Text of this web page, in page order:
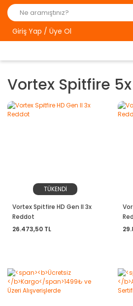
Giriş Yap / Üye Ol
Vortex Spitfire 5x
TÜKENDİ
Vortex Spitfire HD Gen II 3x
Reddot
26.473,50 TL